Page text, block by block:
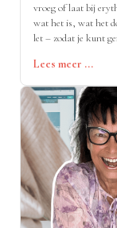
vroeg of laat bij
wat het is, wat het
let – zodat je kunt
Lees meer ...